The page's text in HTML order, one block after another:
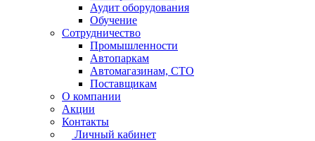
Аудит оборудования
Обучение
Сотрудничество
Промышленности
Автопаркам
Автомагазинам, СТО
Поставщикам
О компании
Акции
Контакты
Личный кабинет